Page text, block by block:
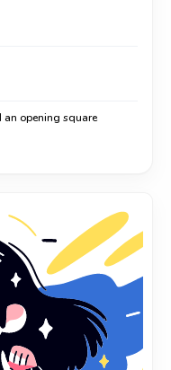
an opening square